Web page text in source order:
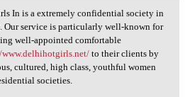
In is a extremely
In is a extremely confidential society in
Our service is particularly well-known for
well-appointed comfortable
to their clients by
cultured, high class, youthful women
societies.